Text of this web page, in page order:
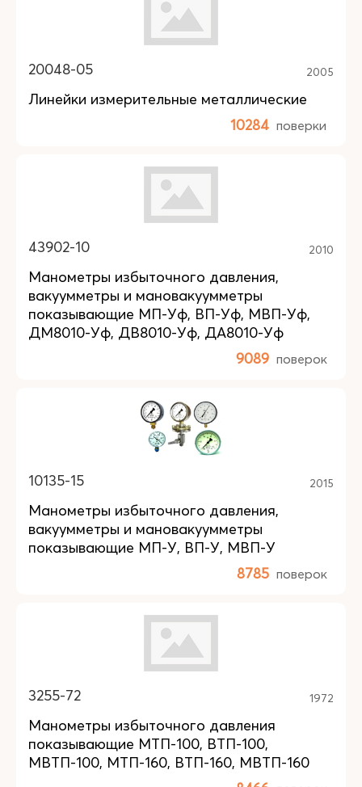
20048-05 2005
Линейки измерительные металлические
10284 поверки
43902-10 2010
Манометры избыточного давления,
вакуумметры и мановакуумметры
показывающие МП-Уф, ВП-Уф, МВП-Уф,
ДМ8010-Уф, ДВ8010-Уф, ДА8010-Уф
9089 поверок
10135-15 2015
Манометры избыточного давления,
вакуумметры и мановакуумметры
показывающие МП-У, ВП-У, МВП-У
8785 поверок
3255-72 1972
Манометры избыточного давления
показывающие МТП-100, ВТП-100,
МВТП-100, МТП-160, ВТП-160, МВТП-160